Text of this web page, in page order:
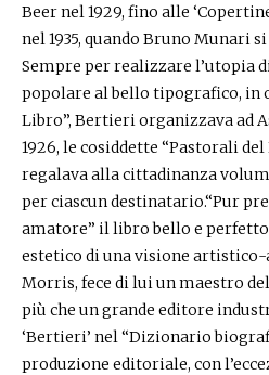
Beer nel 1929, fino alle
nel 1935, quando Bruno Munari
Sempre per realizzare l’utopia
popolare al bello tipografico, in
Libro”, Bertieri organizzava ad
1926, le cosiddette “Pastorali
regalava alla cittadinanza
per ciascun destinatario.“Pur
amatore” il libro bello e perfetto
estetico di una visione
Morris, fece di lui un maestro
più che un grande editore
‘Bertieri’ nel “Dizionario
produzione editoriale, con